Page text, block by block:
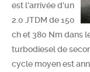
est l'arrivée d'un
2.0 JTDM de 150
ch et 380 Nm dans
turbodiesel de
cycle moyen est